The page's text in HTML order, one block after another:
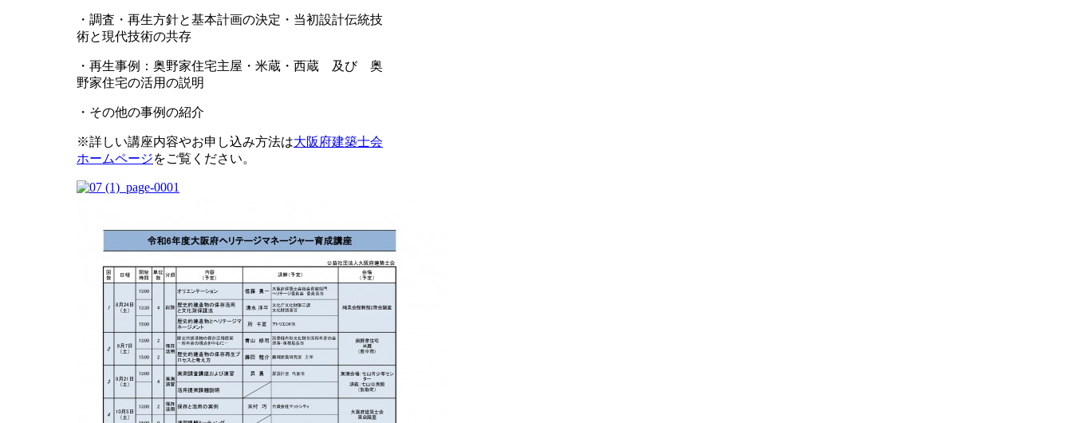
・調査・再生方針と基本計画の決定・当初設計伝統技
術と現代技術の共存
・再生事例：奥野家住宅主屋・米蔵・西蔵 及び 奥
野家住宅の活用の説明
・その他の事例の紹介
※詳しい講座内容やお申し込み方法は大阪府建築士会
ホームページをご覧ください。